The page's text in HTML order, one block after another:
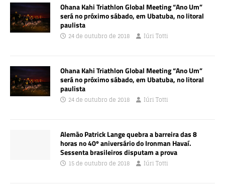
Ohana Kahi Triathlon Global Meeting “Ano Um”
será no próximo sábado, em Ubatuba, no litoral
paulista
24 de outubro de 2018 Iúri Totti
Ohana Kahi Triathlon Global Meeting “Ano Um”
será no próximo sábado, em Ubatuba, no litoral
paulista
24 de outubro de 2018 Iúri Totti
Alemão Patrick Lange quebra a barreira das 8
horas no 40º aniversário do Ironman Havaí.
Sessenta brasileiros disputam a prova
15 de outubro de 2018 Iúri Totti